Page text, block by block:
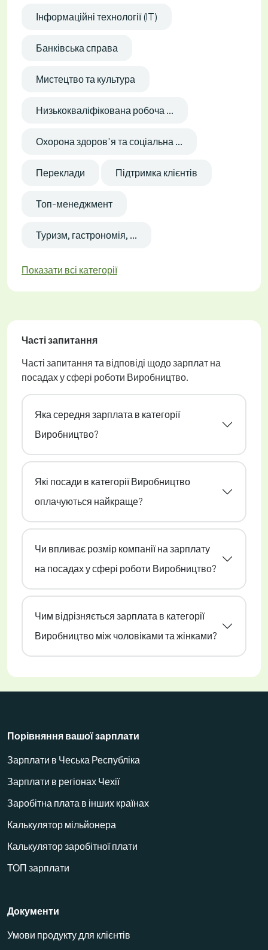
Інформаційні технології (IT)
Банківська справа
Мистецтво та культура
Низькокваліфікована робоча ...
Охорона здоров'я та соціальна ...
Переклади Підтримка клієнтів
Топ-менеджмент
Туризм, гастрономія, ...
Показати всі категорії
Часті запитання
Часті запитання та відповіді щодо зарплат на
посадах у сфері роботи Виробництво.
Яка середня зарплата в категорії
Виробництво?
Які посади в категорії Виробництво
оплачуються найкраще?
Чи впливає розмір компанії на зарплату
на посадах у сфері роботи Виробництво?
Чим відрізняється зарплата в категорії
Виробництво між чоловіками та жінками?
Порівняння вашої зарплати
Зарплати в Чеська Республіка
Зарплати в регіонах Чехії
Заробітна плата в інших країнах
Калькулятор мільйонера
Калькулятор заробітної плати
ТОП зарплати
Документи
Умови продукту для клієнтів